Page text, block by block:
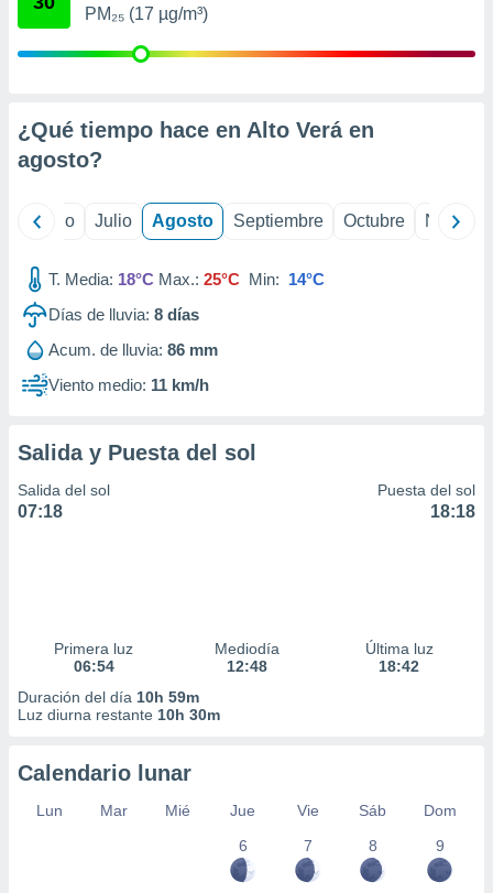
mediante
publicidad
publicidad
1199
PM₂₅ (17 µg/m³)
¿Qué tiempo hace en Alto Verá en
agosto?
Junio Julio Agosto Septiembre Octubre
T. Media: 18°C Max.: 25°C Min: 14°C
Días de lluvia: 8 días
Acum. de lluvia: 86 mm
Viento medio: 11 km/h
Salida y Puesta del sol
Salida del sol
07:18
Puesta del sol
18:18
Primera luz
06:54
Mediodía
12:48
Última luz
18:42
Duración del día 10h 59m
Luz diurna restante 10h 30m
Calendario lunar
Lun Mar Mié Jue Vie Sáb
Dom
6
7 8 9